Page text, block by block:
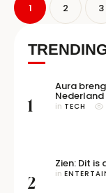
1 2 3
1
Aura
Nederland
in TECH
2
Zien: Dit
in